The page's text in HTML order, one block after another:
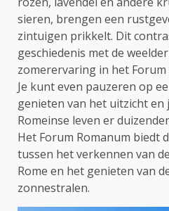
sieren, brengen een
zintuigen prikkelt. Dit
geschiedenis met de
zomerervaring in het
Je kunt even pauzeren op
genieten van het uitzicht
Romeinse leven er
Het Forum Romanum biedt
tussen het verkennen van
Rome en het genieten van
zonnestralen.